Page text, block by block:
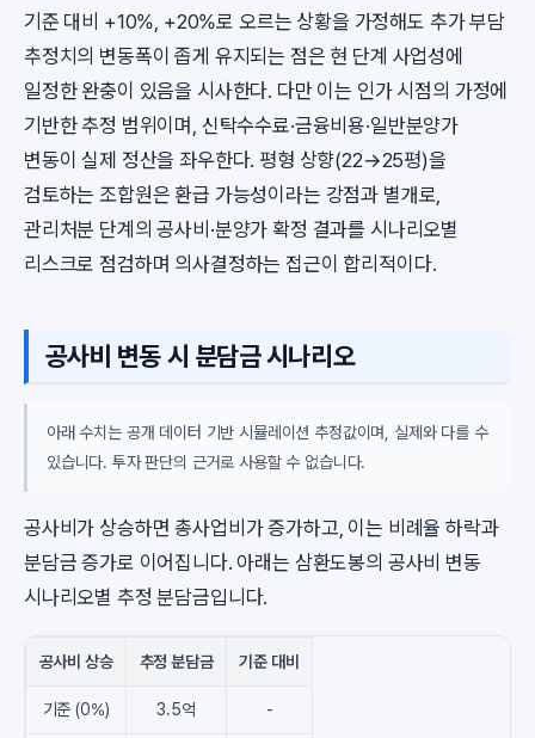
기준 대비 +10%, +20%로 오르는 상황을 가정해도 추가 부담
추정치의 변동폭이 좁게 유지되는 점은 현 단계 사업성에
일정한 완충이 있음을 시사한다. 다만 이는 인가 시점의 가정에
기반한 추정 범위이며, 신탁수수료·금융비용·일반분양가
변동이 실제 정산을 좌우한다. 평형 상향(22→25평)을
검토하는 조합원은 환급 가능성이라는 강점과 별개로,
관리처분 단계의 공사비·분양가 확정 결과를 시나리오별
리스크로 점검하며 의사결정하는 접근이 합리적이다.
공사비 변동 시 분담금 시나리오
아래 수치는 공개 데이터 기반 시뮬레이션 추정값이며, 실제와 다를 수
있습니다. 투자 판단의 근거로 사용할 수 없습니다.
공사비가 상승하면 총사업비가 증가하고, 이는 비례율 하락과
분담금 증가로 이어집니다. 아래는 삼환도봉의 공사비 변동
시나리오별 추정 분담금입니다.
공사비 상승 추정 분담금 기준 대비
기준 (0%) 3.5억 -